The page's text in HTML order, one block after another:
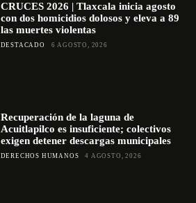
CRUCES 2026 | Tlaxcala inicia agosto
con dos homicidios dolosos y eleva a 89
las muertes violentas
DESTACADO 6 AGOSTO, 2026
Recuperación de la laguna de
Acuitlapilco es insuficiente; colectivos
exigen detener descargas municipales
DERECHOS HUMANOS 4 AGOSTO, 2026